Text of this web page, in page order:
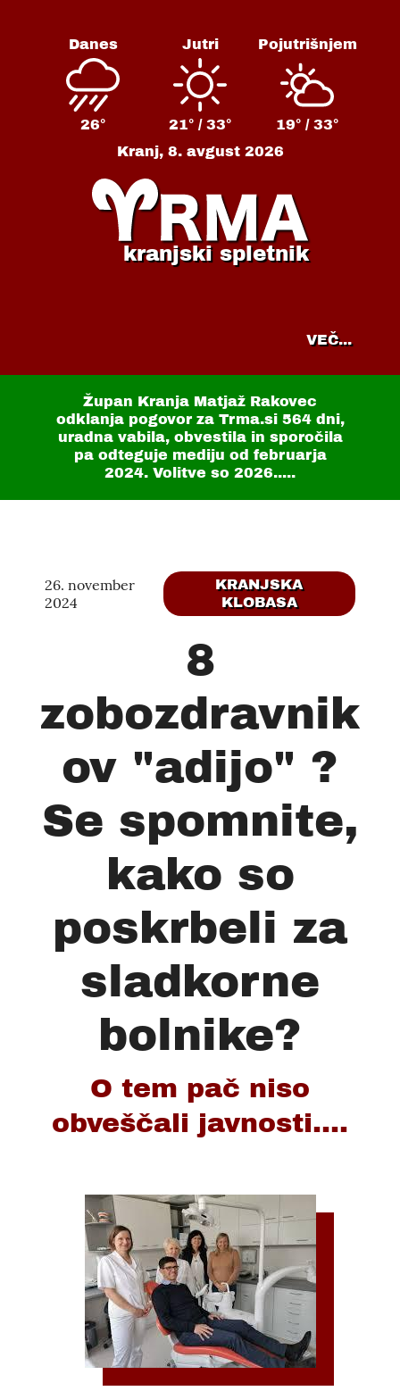
Danes
26°
Jutri
21° / 33°
Pojutrišnjem
19° / 33°
Kranj, 8. avgust 2026
kranjski spletnik
VEČ...
Župan Kranja Matjaž Rakovec
odklanja pogovor za Trma.si 564 dni,
uradna vabila, obvestila in sporočila
pa odteguje mediju od februarja
2024. Volitve so 2026.....
26. november
2024
KRANJSKA
KLOBASA
8
zobozdravnik
ov "adijo" ?
Se spomnite,
kako so
poskrbeli za
sladkorne
bolnike?
O tem pač niso
obveščali javnosti....